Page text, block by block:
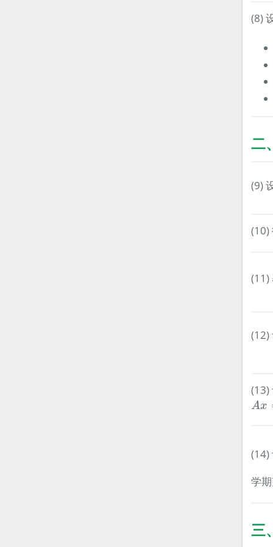
(8)
二
(9)
(10)
(11)
Ax
Ax=
(14)
学
三